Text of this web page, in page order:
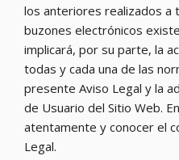
los anteriores realizados a
buzones electrónicos
implicará, por su parte, la
todas y cada una de las
presente Aviso Legal y la
de Usuario del Sitio Web.
atentamente y conocer el
Legal.